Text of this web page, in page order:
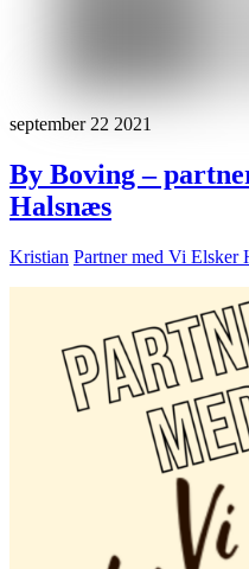
september 22 2021
By Boving –
Halsnæs
Kristian Partner med Vi Elsker